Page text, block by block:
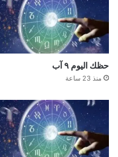
حظك اليوم ٩ آب
منذ 23 ساعة